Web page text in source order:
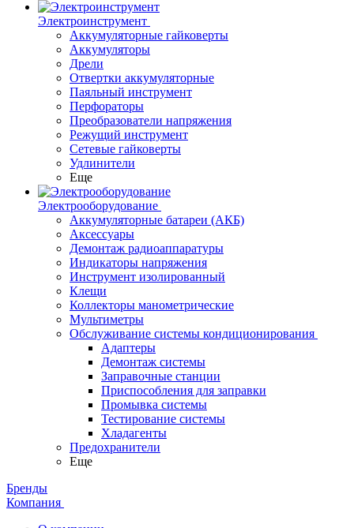
Электроинструмент
Аккумуляторные гайковерты
Аккумуляторы
Дрели
Отвертки аккумуляторные
Паяльный инструмент
Перфораторы
Преобразователи напряжения
Режущий инструмент
Сетевые гайковерты
Удлинители
Еще
Электрооборудование
Аккумуляторные батареи (АКБ)
Аксессуары
Демонтаж радиоаппаратуры
Индикаторы напряжения
Инструмент изолированный
Клещи
Коллекторы манометрические
Мультиметры
Обслуживание системы кондиционирования
Адаптеры
Демонтаж системы
Заправочные станции
Приспособления для заправки
Промывка системы
Тестирование системы
Хладагенты
Предохранители
Еще
Бренды
Компания